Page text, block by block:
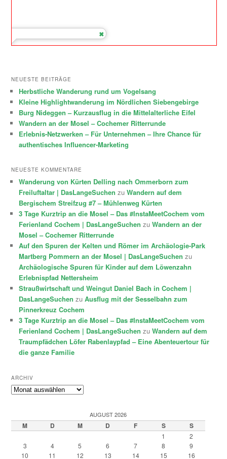
NEUESTE BEITRÄGE
Herbstliche Wanderung rund um Vogelsang
Kleine Highlightwanderung im Nördlichen Siebengebirge
Burg Nideggen – Kurzausflug in die Mittelalterliche Eifel
Wandern an der Mosel – Cochemer Ritterrunde
Erlebnis-Netzwerken – Für Unternehmen – Ihre Chance für
authentisches Influencer-Marketing
NEUESTE KOMMENTARE
Wanderung von Kürten Delling nach Ommerborn zum
Freiluftaltar | DasLangeSuchen zuWandern auf dem
Bergischem Streifzug #7 – Mühlenweg Kürten
3 Tage Kurztrip an die Mosel – Das #InstaMeetCochem vom
Ferienland Cochem | DasLangeSuchen zuWandern an der
Mosel – Cochemer Ritterrunde
Auf den Spuren der Kelten und Römer im Archäologie-Park
Martberg Pommern an der Mosel | DasLangeSuchen zu
Archäologische Spuren für Kinder auf dem Löwenzahn
Erlebnispfad Nettersheim
Straußwirtschaft und Weingut Daniel Bach in Cochem |
DasLangeSuchen zuAusflug mit der Sesselbahn zum
Pinnerkreuz Cochem
3 Tage Kurztrip an die Mosel – Das #InstaMeetCochem vom
Ferienland Cochem | DasLangeSuchen zuWandern auf dem
Traumpfädchen Löfer Rabenlaypfad – Eine Abenteuertour für
die ganze Familie
ARCHIV
Archiv
AUGUST 2026
M D M D F S S
1
2
3
4 5 6 7 8
9
10
11 12 13 14 15
16